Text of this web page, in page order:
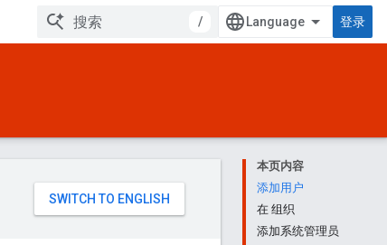
/ 登录
本页内容
添加用户
在 组织
添加系统管理员